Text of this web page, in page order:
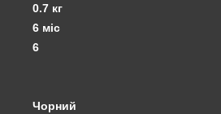
0.7 кг
6 міс
6
Чорний